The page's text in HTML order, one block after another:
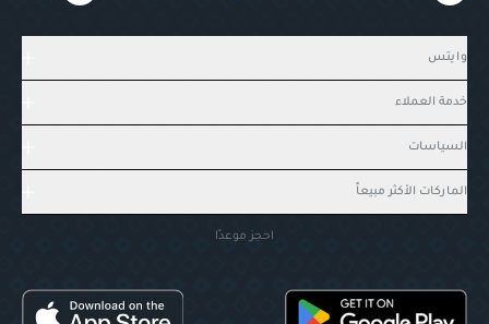
وايتس
خدمة العملاء
السياسات
الماركات الأكثر مبيعاً
احجز موعدًا